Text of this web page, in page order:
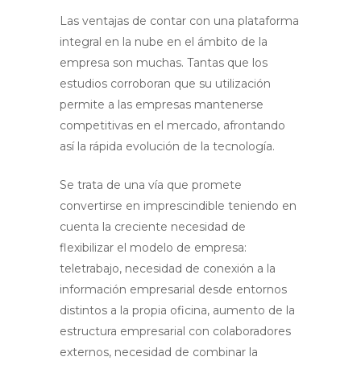
Las ventajas de contar con una plataforma
integral en la nube en el ámbito de la
empresa son muchas. Tantas que los
estudios corroboran que su utilización
permite a las empresas mantenerse
competitivas en el mercado, afrontando
así la rápida evolución de la tecnología.
Se trata de una vía que promete
convertirse en imprescindible teniendo en
cuenta la creciente necesidad de
flexibilizar el modelo de empresa:
teletrabajo, necesidad de conexión a la
información empresarial desde entornos
distintos a la propia oficina, aumento de la
estructura empresarial con colaboradores
externos, necesidad de combinar la